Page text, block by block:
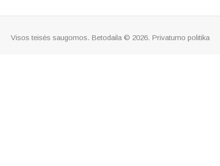
Visos teisės saugomos. Betodaila © 2026. Privatumo politika